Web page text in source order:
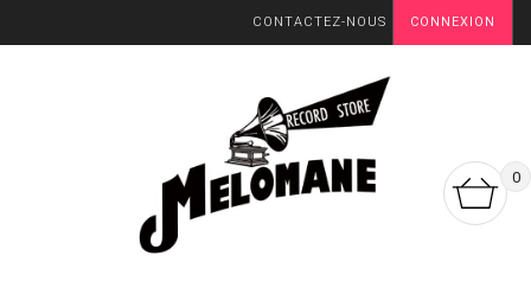
CONNEXION
CONTACTEZ-NOUS
0